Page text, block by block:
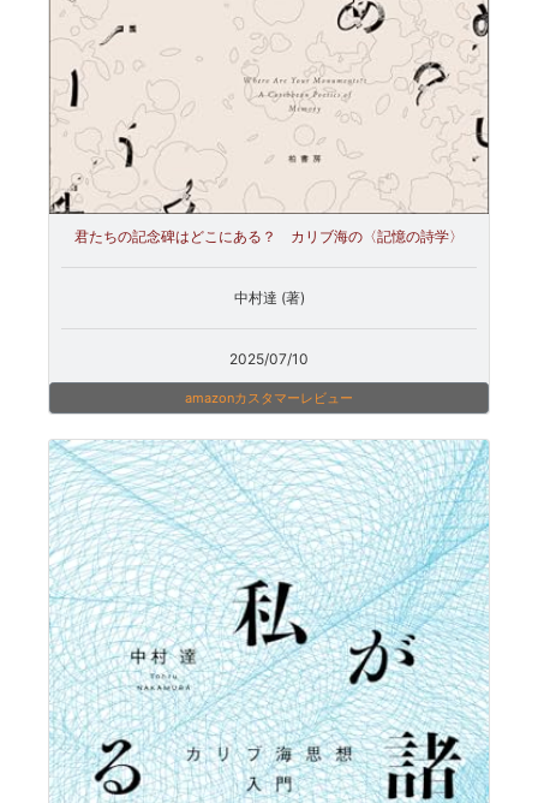
君たちの記念碑はどこにある？ カリブ海の〈記憶の詩学〉
中村達 (著)
2025/07/10
amazonカスタマーレビュー